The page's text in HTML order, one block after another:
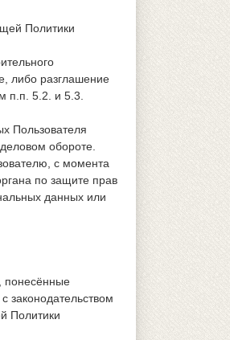
Политики
либо разглашение
п.п. 5.2. и 5.3.
Пользователя
обороте.
с момента
по защите прав
данных или
понесённые
законодательством
Политики